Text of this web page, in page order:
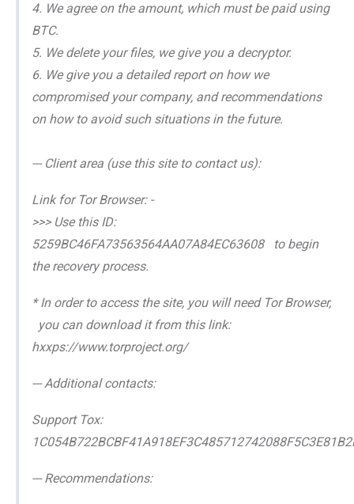
4. We agree on the amount, which must be paid using
BTC.
5. We delete your files, we give you a decryptor.
6. We give you a detailed report on how we
compromised your company, and recommendations
on how to avoid such situations in the future.
--- Client area (use this site to contact us):
Link for Tor Browser: -
>>> Use this ID:
5259BC46FA73563564AA07A84EC63608 to begin
the recovery process.
* In order to access the site, you will need Tor Browser,
you can download it from this link:
hxxps://www.torproject.org/
--- Additional contacts:
Support Tox:
--- Recommendations: